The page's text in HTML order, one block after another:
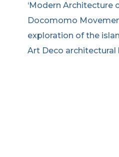
‘Modern Architecture
Docomomo
exploration of the
Art Deco architectural